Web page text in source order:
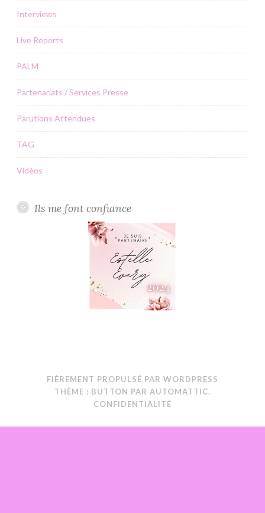
Interviews
Live Reports
PALM
Partenariats / Services Presse
Parutions Attendues
TAG
Vidéos
Ils me font confiance
FIÈREMENT PROPULSÉ PAR WORDPRESS
THÈME : BUTTON PAR AUTOMATTIC.
CONFIDENTIALITÉ